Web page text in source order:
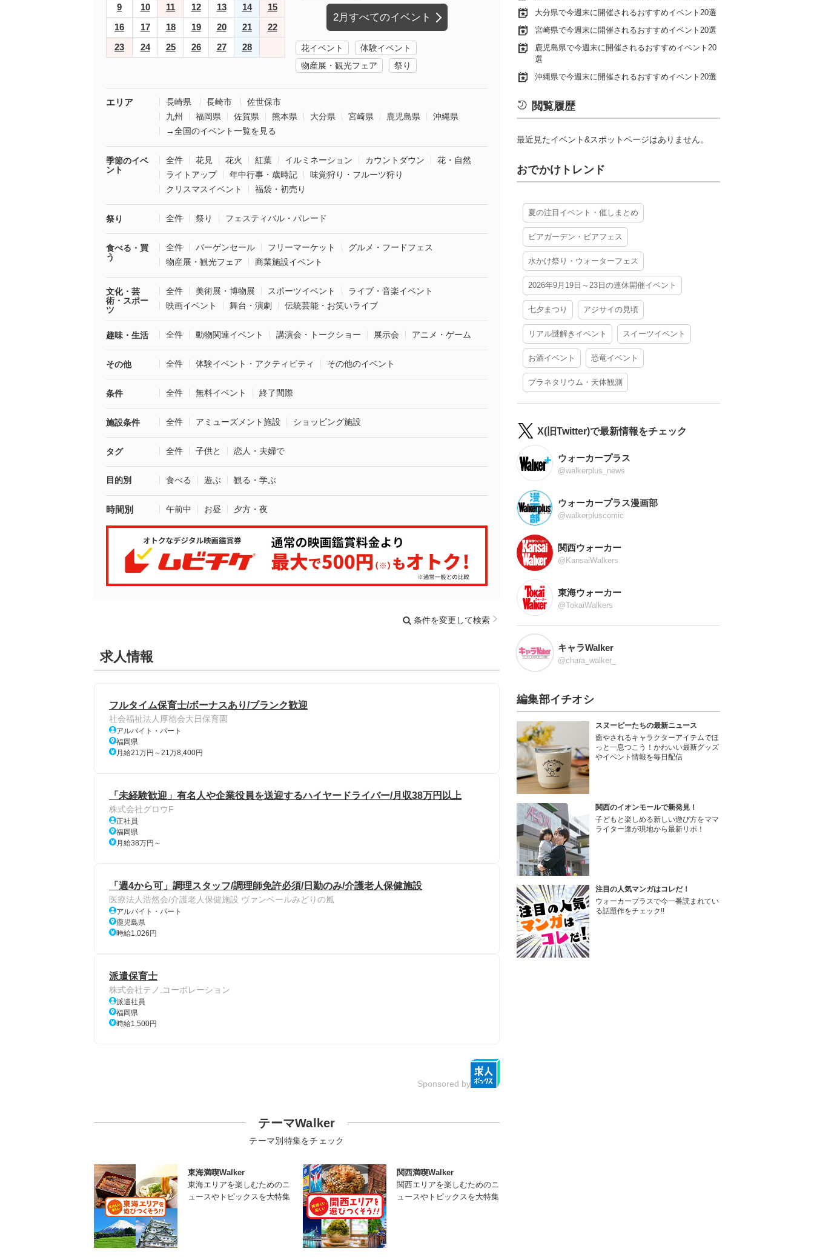
9
10 11 12 13 14
15
16
17 18 19 20 21
22
23
24 25 26 27 28
2月すべてのイベント
花イベント
体験イベント
物産展・観光フェア
祭り
エリア 長崎県 長崎市
佐世保市
九州
福岡県 佐賀県 熊本県 大分県 宮崎県 鹿児島県
沖縄県
→全国のイベント一覧を見る
季節のイベ
ント
全件 花見 花火 紅葉 イルミネーション カウントダウン
花・自然
ライトアップ
年中行事・歳時記
味覚狩り・フルーツ狩り
クリスマスイベント
福袋・初売り
祭り 全件 祭り フェスティバル・パレード
食べる・買
う
全件 バーゲンセール フリーマーケット
グルメ・フードフェス
物産展・観光フェア
商業施設イベント
文化・芸
術・スポー
ツ
全件 美術展・博物展 スポーツイベント
ライブ・音楽イベント
映画イベント
舞台・演劇 伝統芸能・お笑いライブ
趣味・生活 全件 動物関連イベント 講演会・トークショー 展示会 アニメ・ゲーム
その他 全件 体験イベント・アクティビティ その他のイベント
条件 全件 無料イベント 終了間際
施設条件 全件 アミューズメント施設 ショッピング施設
タグ 全件 子供と 恋人・夫婦で
目的別 食べる 遊ぶ 観る・学ぶ
時間別 午前中 お昼 夕方・夜
条件を変更して検索
求人情報
フルタイム保育士/ボーナスあり/ブランク歓迎
社会福祉法人厚徳会大日保育園
アルバイト・パート
福岡県
月給21万円～21万8,400円
「未経験歓迎」有名人や企業役員を送迎するハイヤードライバー/月収38万円以上
株式会社グロウF
正社員
福岡県
月給38万円～
「週4から可」調理スタッフ/調理師免許必須/日勤のみ/介護老人保健施設
医療法人浩然会/介護老人保健施設 ヴァンベールみどりの風
アルバイト・パート
鹿児島県
時給1,026円
派遣保育士
株式会社テノ.コーポレーション
派遣社員
福岡県
時給1,500円
Sponsored by
テーマWalker
テーマ別特集をチェック
東海満喫Walker
東海エリアを楽しむためのニ
ュースやトピックスを大特集
関西満喫Walker
関西エリアを楽しむためのニ
ュースやトピックスを大特集
大分県で今週末に開催されるおすすめイベント20選
宮崎県で今週末に開催されるおすすめイベント20選
鹿児島県で今週末に開催されるおすすめイベント20
選
沖縄県で今週末に開催されるおすすめイベント20選
閲覧履歴
最近見たイベント&スポットページはありません。
おでかけトレンド
夏の注目イベント・催しまとめ
ビアガーデン・ビアフェス
水かけ祭り・ウォーターフェス
2026年9月19日～23日の連休開催イベント
七夕まつり アジサイの見頃
リアル謎解きイベント スイーツイベント
お酒イベント 恐竜イベント
プラネタリウム・天体観測
X(旧Twitter)で最新情報をチェック
ウォーカープラス
@walkerplus_news
ウォーカープラス漫画部
@walkerpluscomic
関西ウォーカー
@KansaiWalkers
東海ウォーカー
@TokaiWalkers
キャラWalker
@chara_walker_
編集部イチオシ
スヌーピーたちの最新ニュース
癒やされるキャラクターアイテムでほ
っと一息つこう！かわいい最新グッズ
やイベント情報を毎日配信
関西のイオンモールで新発見！
子どもと楽しめる新しい遊び方をママ
ライター達が現地から最新リポ！
注目の人気マンガはコレだ！
ウォーカープラスで今一番読まれてい
る話題作をチェック!!